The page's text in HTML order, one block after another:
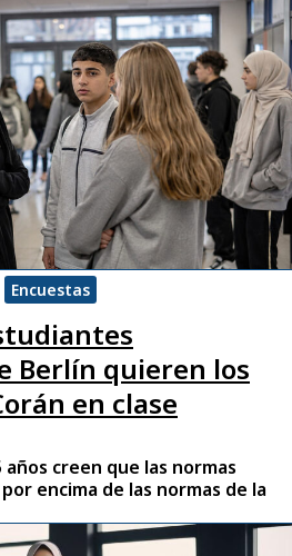
Encuestas
Berlín quieren los
en clase
años creen que las normas
encima de las normas de la